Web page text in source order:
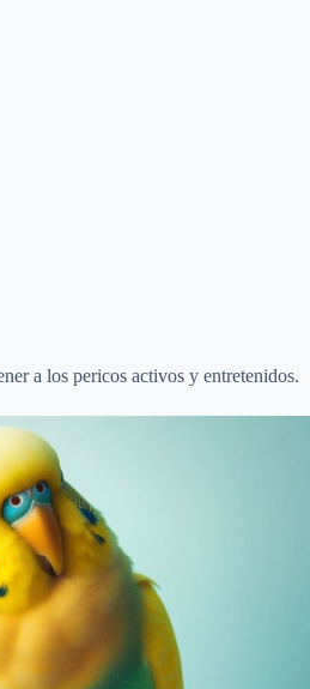
a los pericos activos y entretenidos.